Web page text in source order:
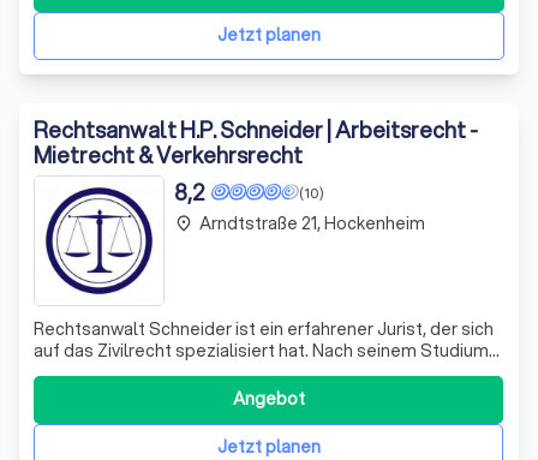
Jetzt planen
Rechtsanwalt H.P. Schneider | Arbeitsrecht -
Mietrecht & Verkehrsrecht
(10)
8,2
Rechtsanwalt Schneider ist ein erfahrener Jurist, der sich
auf das Zivilrecht spezialisiert hat. Nach seinem Studium
der Betriebswirtschaftslehre und Rechtswissenschaften
an den Universitäten Mannheim und Heidelberg, hat er
seine Karriere in verschiedenen Anwaltskanzleien in
Mannheim und Karlsruhe fJetzt planen
Angebot
place Arndtstraße 21, Hockenheim